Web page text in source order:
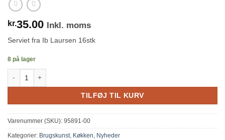
kr.35.00 Inkl. moms
Serviet fra Ib Laursen 16stk
8 på lager
TILFØJ TIL KURV
Varenummer (SKU): 95891-00
Kategorier: Brugskunst, Køkken, Nyheder